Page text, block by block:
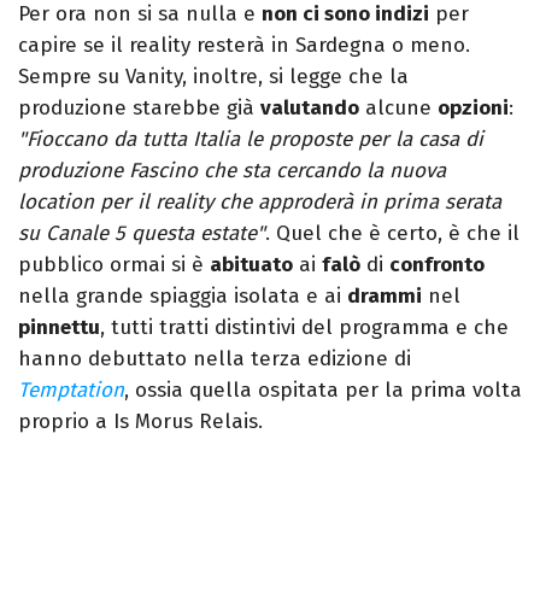
Per ora non si sa nulla e non ci sono indizi per
capire se il reality resterà in Sardegna o meno.
Sempre su Vanity, inoltre, si legge che la
produzione starebbe già valutando alcune opzioni:
"Fioccano da tutta Italia le proposte per la casa di
produzione Fascino che sta cercando la nuova
location per il reality che approderà in prima serata
su Canale 5 questa estate". Quel che è certo, è che il
pubblico ormai si è abituato ai falò di confronto
nella grande spiaggia isolata e ai drammi nel
pinnettu, tutti tratti distintivi del programma e che
hanno debuttato nella terza edizione di
Temptation, ossia quella ospitata per la prima volta
proprio a Is Morus Relais.